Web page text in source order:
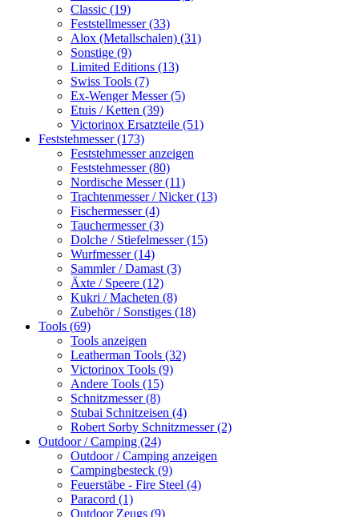
Classic (19)
Feststellmesser (33)
Alox (Metallschalen) (31)
Sonstige (9)
Limited Editions (13)
Swiss Tools (7)
Ex-Wenger Messer (5)
Etuis / Ketten (39)
Victorinox Ersatzteile (51)
Feststehmesser (173)
Feststehmesser anzeigen
Feststehmesser (80)
Nordische Messer (11)
Trachtenmesser / Nicker (13)
Fischermesser (4)
Tauchermesser (3)
Dolche / Stiefelmesser (15)
Wurfmesser (14)
Sammler / Damast (3)
Äxte / Speere (12)
Kukri / Macheten (8)
Zubehör / Sonstiges (18)
Tools (69)
Tools anzeigen
Leatherman Tools (32)
Victorinox Tools (9)
Andere Tools (15)
Schnitzmesser (8)
Stubai Schnitzeisen (4)
Robert Sorby Schnitzmesser (2)
Outdoor / Camping (24)
Outdoor / Camping anzeigen
Campingbesteck (9)
Feuerstäbe - Fire Steel (4)
Paracord (1)
Outdoor Zeugs (9)